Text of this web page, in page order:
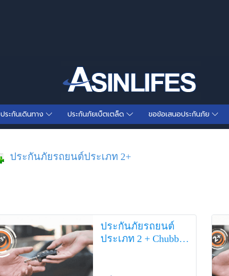
ประกันเดินทาง ประกันภัยเบ็ตเตล็ด ขอข้อเสนอประกันภัย
ประกันภัยรถยนต์ประเภท 2+
ประกันภัยรถยนต์
ประเภท 2 + Chubb